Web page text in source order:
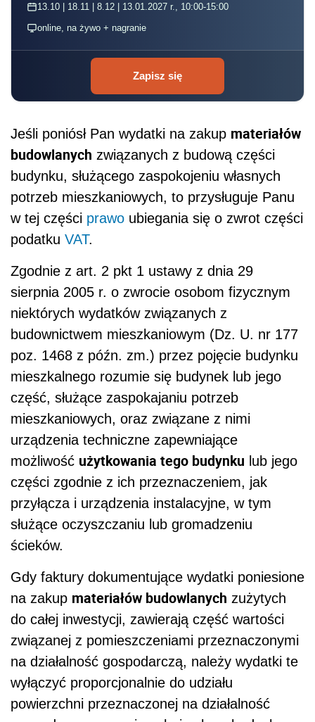
13.10 | 18.11 | 8.12 | 13.01.2027 r., 10:00-15:00
online, na żywo + nagranie
Zapisz się
Jeśli poniósł Pan wydatki na zakup materiałów
budowlanych związanych z budową części
budynku, służącego zaspokojeniu własnych
potrzeb mieszkaniowych, to przysługuje Panu
w tej części prawo ubiegania się o zwrot części
podatku VAT.
Zgodnie z art. 2 pkt 1 ustawy z dnia 29
sierpnia 2005 r. o zwrocie osobom fizycznym
niektórych wydatków związanych z
budownictwem mieszkaniowym (Dz. U. nr 177
poz. 1468 z późn. zm.) przez pojęcie budynku
mieszkalnego rozumie się budynek lub jego
część, służące zaspokajaniu potrzeb
mieszkaniowych, oraz związane z nimi
urządzenia techniczne zapewniające
możliwość użytkowania tego budynku lub jego
części zgodnie z ich przeznaczeniem, jak
przyłącza i urządzenia instalacyjne, w tym
służące oczyszczaniu lub gromadzeniu
ścieków.
Gdy faktury dokumentujące wydatki poniesione
na zakup materiałów budowlanych zużytych
do całej inwestycji, zawierają część wartości
związanej z pomieszczeniami przeznaczonymi
na działalność gospodarczą, należy wydatki te
wyłączyć proporcjonalnie do udziału
powierzchni przeznaczonej na działalność